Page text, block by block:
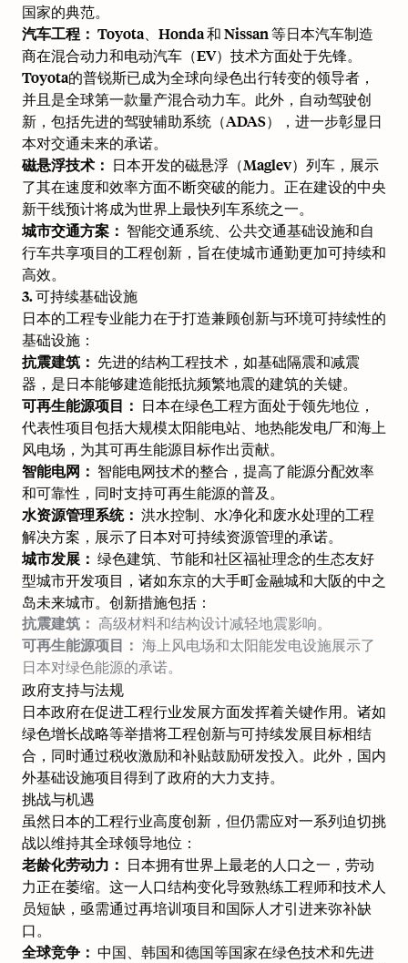
国家的典范。
汽车工程： Toyota、Honda 和 Nissan 等日本汽车制造
商在混合动力和电动汽车（EV）技术方面处于先锋。
Toyota的普锐斯已成为全球向绿色出行转变的领导者，
并且是全球第一款量产混合动力车。此外，自动驾驶创
新 ，包括先进的驾驶辅助系统（ADAS），进一步彰显日
本对交通未来的承诺。
磁悬浮技术： 日本开发的磁悬浮（Maglev）列车，展示
了其在速度和效率方面不断突破的能力。正在建设的中央
新干线预计将成为世界上最快列车系统之一。
城市交通方案： 智能交通系统、公共交通基础设施和自
行车共享项目的工程创新，旨在使城市通勤更加可持续和
高效。
3. 可持续基础设施
日本的工程专业能力在于打造兼顾创新与环境可持续性的
基础设施：
抗震建筑： 先进的结构工程技术，如基础隔震和减震
器，是日本能够建造能抵抗频繁地震的建筑的关键。
可再生能源项目： 日本在绿色工程方面处于领先地位，
代表性项目包括大规模太阳能电站、地热能发电厂和海上
风电场，为其可再生能源目标作出贡献。
智能电网： 智能电网技术的整合，提高了能源分配效率
和可靠性，同时支持可再生能源的普及。
水资源管理系统： 洪水控制、水净化和废水处理的工程
解决方案，展示了日本对可持续资源管理的承诺。
城市发展： 绿色建筑、节能和社区福祉理念的生态友好
型城市开发项目，诸如东京的大手町金融城和大阪的中之
岛未来城市。创新措施包括：
抗震建筑： 高级材料和结构设计减轻地震影响。
可再生能源项目： 海上风电场和太阳能发电设施展示了
日本对绿色能源的承诺。
政府支持与法规
日本政府在促进工程行业发展方面发挥着关键作用。诸如
绿色增长战略等举措将工程创新与可持续发展目标相结
合，同时通过税收激励和补贴鼓励研发投入。此外，国内
外基础设施项目得到了政府的大力支持。
挑战与机遇
虽然日本的工程行业高度创新，但仍需应对一系列迫切挑
战以维持其全球领导地位：
老龄化劳动力： 日本拥有世界上最老的人口之一 ，劳动
力正在萎缩。这一人口结构变化导致熟练工程师和技术人
员短缺，亟需通过再培训项目和国际人才引进来弥补缺
口。
全球竞争： 中国、韩国和德国等国家在绿色技术和先进